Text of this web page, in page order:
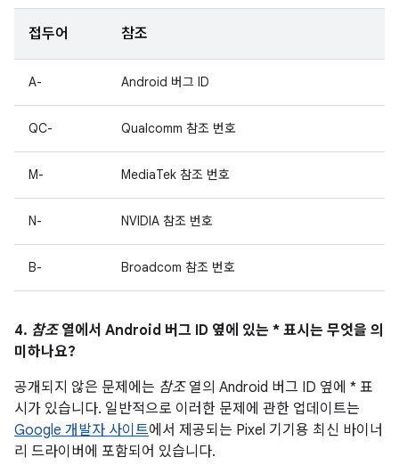
접두어 참조
A- Android 버그 ID
QC- Qualcomm 참조 번호
M- MediaTek 참조 번호
N- NVIDIA 참조 번호
B- Broadcom 참조 번호
4. 참조열에서 Android 버그 ID 옆에 있는 * 표시는 무엇을 의
미하나요?
공개되지 않은 문제에는 참조열의 Android 버그 ID 옆에 * 표
시가 있습니다. 일반적으로 이러한 문제에 관한 업데이트는
Google 개발자 사이트에서 제공되는 Pixel 기기용 최신 바이너
리 드라이버에 포함되어 있습니다.